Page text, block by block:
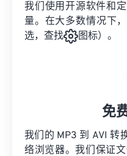
我们使用开源软件和
量。在大多数情况下
选，查找
图标）。
免
我们的 MP3 到 AVI 转
络浏览器。我们保证